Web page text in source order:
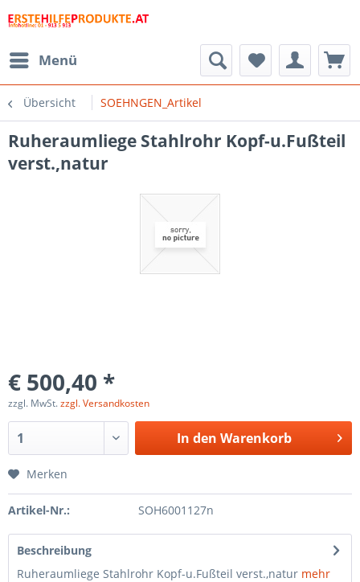
Menü
Übersicht SOEHNGEN_Artikel
Ruheraumliege Stahlrohr Kopf-u.Fußteil
verst.,natur
€ 500,40 *
zzgl. MwSt.zzgl. Versandkosten
In den Warenkorb
Merken
Artikel-Nr.: SOH6001127n
Beschreibung
Ruheraumliege Stahlrohr Kopf-u.Fußteil verst.,natur mehr